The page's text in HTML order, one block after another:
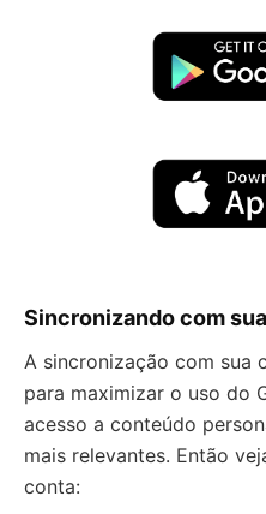
Sincronizando com
A sincronização com sua
para maximizar o uso do
acesso a conteúdo
mais relevantes. Então
conta: